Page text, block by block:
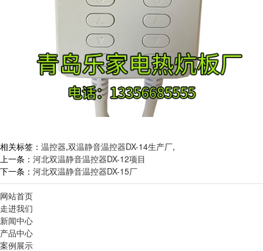
相关标签： 温控器,双温静音温控器DX-14生产厂,
上一条： 河北双温静音温控器DX-12项目
下一条： 河北双温静音温控器DX-15厂
网站首页
走进我们
新闻中心
产品中心
案例展示